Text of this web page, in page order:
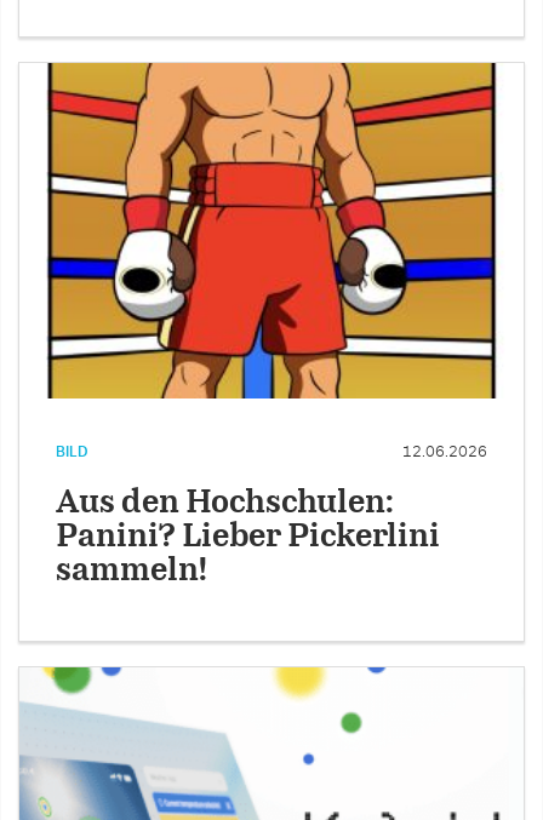
BILD 12.06.2026
Aus den Hochschulen:
Panini? Lieber Pickerlini
sammeln!